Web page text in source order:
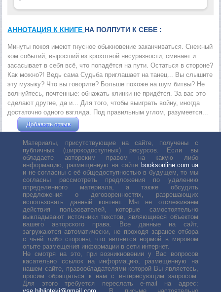
АННОТАЦИЯ К КНИГЕ НА ПОЛПУТИ К СЕБЕ :
Минуты покоя имеют гнусное обыкновение заканчиваться. Снежный
ком событий, выросший из крохотной несуразности, сминает и
засасывает в себя всё, что попадётся на пути. Остаться в стороне?
Как можно?! Ведь сама Судьба приглашает на танец... Вы слышите
эту музыку? Что вы говорите? Больше похоже на шум битвы? Не
волнуйтесь, почтенные: обнажать клинки не придётся. За вас это
сделают другие, да и... Для того, чтобы выиграть войну, иногда
достаточно одного взгляда. Под правильным углом, разумеется...
Добавить отзыв
Материалы, присутствующие на сайте, получены с
публичных (широкодоступных) ресурсов. Если вы
обладаете авторским правом на какую либо
информацию, размещенную на сайте booksonline.com.ua
и не согласны с её общедоступностью в будущем, то мы
согласны рассмотреть предложения по удалению
определенного материала, а также обсудить
предложения о договоренностях, разрешающих
использовать данный контент. Мы не отслеживаем
действия пользователей, которые самостоятельно
выкладывают источники текстов, являющиеся объектом
вашего авторского права. Все данные на сайт,
загружаются автоматически, не проходя заранее отбора
с чьей либо стороны, что является нормой в мировом
опыте размещения информации в сети интернет.
Не смотря на это, при возникновении у Вас вопросов
касательно ссылок на информацию, размещенную на
нашем сайте, правообладателями которой Вы являетесь,
просим обращаться к нам с интересующим запросом.
Для этого требуется переслать е-mail на адрес: